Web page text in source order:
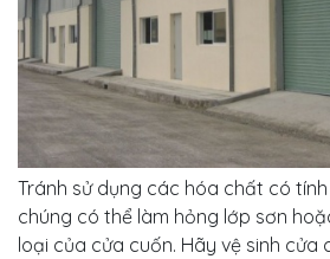
Tránh sử dụng các hóa chất có
chúng có thể làm hỏng lớp sơn
loại của cửa cuốn. Hãy vệ sinh cửa